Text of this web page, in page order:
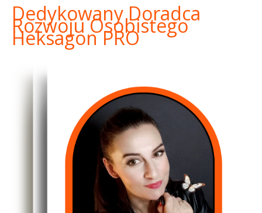
Dedykowany Doradca
Rozwoju Osobistego
Heksagon PRO